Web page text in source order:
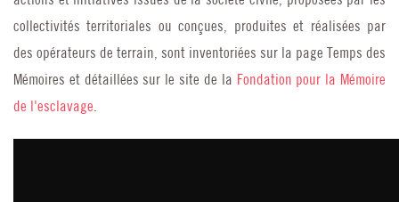
collectivités territoriales ou conçues, produites et réalisées par
des opérateurs de terrain, sont inventoriées sur la page Temps des
Mémoires et détaillées sur le site de la Fondation pour la Mémoire
de l'esclavage.